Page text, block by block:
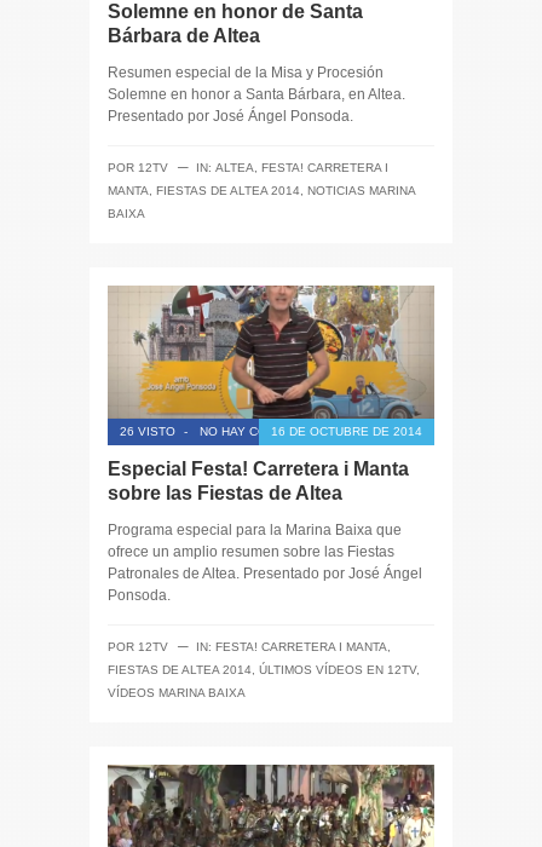
Solemne en honor de Santa
Bárbara de Altea
Resumen especial de la Misa y Procesión
Solemne en honor a Santa Bárbara, en Altea.
Presentado por José Ángel Ponsoda.
POR 12TV ─ IN: ALTEA
FESTA! CARRETERA I
MANTA
FIESTAS DE ALTEA 2014 NOTICIAS MARINA
BAIXA
26 VISTO - NO HAY COMENTARIOS16 DE OCTUBRE DE 2014
Especial Festa! Carretera i Manta
sobre las Fiestas de Altea
Programa especial para la Marina Baixa que
ofrece un amplio resumen sobre las Fiestas
Patronales de Altea. Presentado por José Ángel
Ponsoda.
POR 12TV ─ IN: FESTA! CARRETERA I MANTA
FIESTAS DE ALTEA 2014 ÚLTIMOS VÍDEOS EN 12TV,
VÍDEOS MARINA BAIXA